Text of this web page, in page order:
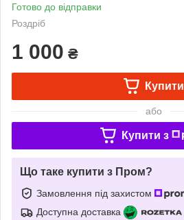
Готово до відправки
Роздріб
1 000 ₴
Купити
або
Купити з
Що таке купити з Пром?
Замовлення під захистом
Доступна доставка